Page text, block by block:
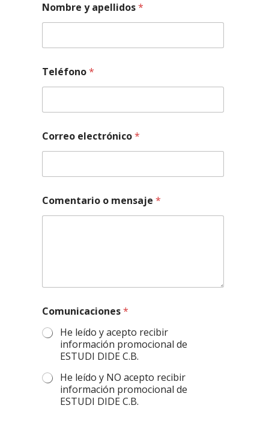
o
r
e
y
o
Nombre y apellidos*
Teléfono*
Correo electrónico*
Comentario o mensaje *
Comunicaciones*
He leído y acepto recibir
información promocional de
ESTUDI DIDE C.B.
He leído y NO acepto recibir
información promocional de
ESTUDI DIDE C.B.